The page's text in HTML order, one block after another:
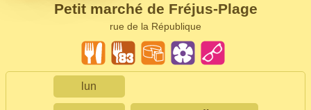
Petit marché de Fréjus-Plage
rue de la République
lun